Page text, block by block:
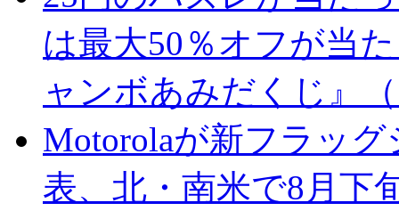
は最大50％オフが当
ャンボあみだくじ』
Motorolaが新フラッ
表、北・南米で8月下